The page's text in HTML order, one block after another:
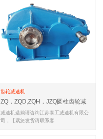
齿轮减速机
ZQ，ZQD,ZQH，JZQ圆柱齿轮减
速机
减速机选购请咨询江苏泰工减速机有限公
司，【紧急发货请联系客